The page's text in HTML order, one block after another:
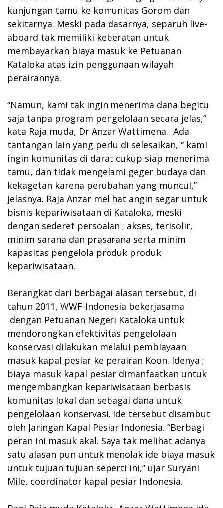
kunjungan tamu ke komunitas Gorom dan
sekitarnya. Meski pada dasarnya, separuh live-
aboard tak memiliki keberatan untuk
membayarkan biaya masuk ke Petuanan
Kataloka atas izin penggunaan wilayah
perairannya.
“Namun, kami tak ingin menerima dana begitu
saja tanpa program pengelolaan secara jelas,”
kata Raja muda, Dr Anzar Wattimena. Ada
tantangan lain yang perlu di selesaikan, “ kami
ingin komunitas di darat cukup siap menerima
tamu, dan tidak mengelami geger budaya dan
kekagetan karena perubahan yang muncul,”
jelasnya. Raja Anzar melihat angin segar untuk
bisnis kepariwisataan di Kataloka, meski
dengan sederet persoalan ; akses, terisolir,
minim sarana dan prasarana serta minim
kapasitas pengelola produk produk
kepariwisataan.
Berangkat dari berbagai alasan tersebut, di
tahun 2011, WWF-Indonesia bekerjasama
dengan Petuanan Negeri Kataloka untuk
mendorongkan efektivitas pengelolaan
konservasi dilakukan melalui pembiayaan
masuk kapal pesiar ke perairan Koon. Idenya ;
biaya masuk kapal pesiar dimanfaatkan untuk
mengembangkan kepariwisataan berbasis
komunitas lokal dan sebagai dana untuk
pengelolaan konservasi. Ide tersebut disambut
oleh Jaringan Kapal Pesiar Indonesia. “Berbagi
peran ini masuk akal. Saya tak melihat adanya
satu alasan pun untuk menolak ide biaya masuk
untuk tujuan tujuan seperti ini,” ujar Suryani
Mile, coordinator kapal pesiar Indonesia.